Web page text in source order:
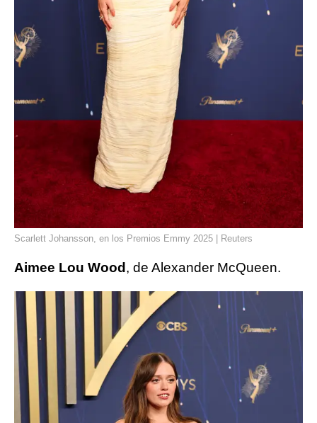
Scarlett Johansson, en los Premios Emmy 2025 | Reuters
Aimee Lou Wood, de Alexander McQueen.